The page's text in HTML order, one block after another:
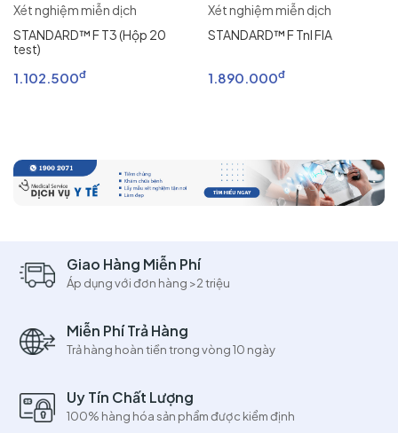
Xét nghiệm miễn dịch
STANDARD™ F T3 (Hộp 20
test)
1.102.500đ
Xét nghiệm miễn dịch
STANDARD™ F Tnl FIA
1.890.000đ
Giao Hàng Miễn Phí
Áp dụng với đơn hàng >2 triệu
Miễn Phí Trả Hàng
Trả hàng hoàn tiền trong vòng 10 ngày
Uy Tín Chất Lượng
100% hàng hóa sản phẩm được kiểm định